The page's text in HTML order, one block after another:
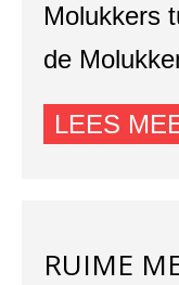
Molukkers
de
LEES
RUIME